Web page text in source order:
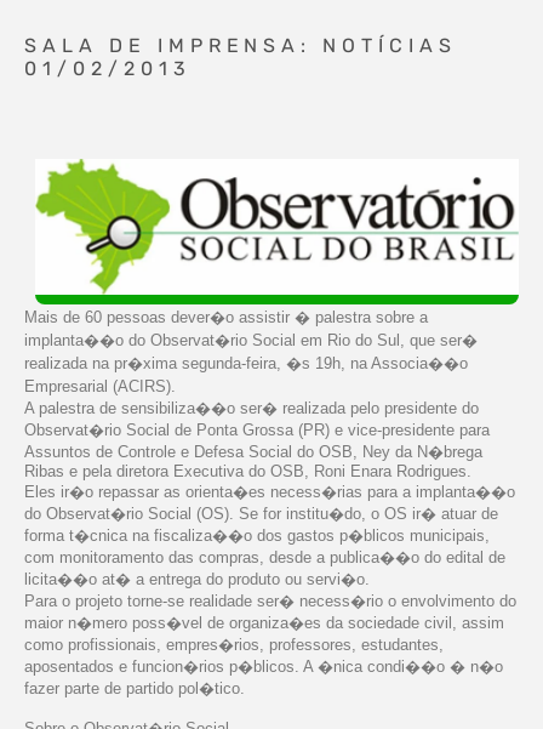
SALA DE IMPRENSA: NOTÍCIAS
01/02/2013
Mais de 60 pessoas dever�o assistir � palestra sobre a
implanta��o do Observat�rio Social em Rio do Sul, que ser�
realizada na pr�xima segunda-feira, �s 19h, na Associa��o
Empresarial (ACIRS).
A palestra de sensibiliza��o ser� realizada pelo presidente do
Observat�rio Social de Ponta Grossa (PR) e vice-presidente para
Assuntos de Controle e Defesa Social do OSB, Ney da N�brega
Ribas e pela diretora Executiva do OSB, Roni Enara Rodrigues.
Eles ir�o repassar as orienta�es necess�rias para a implanta��o
do Observat�rio Social (OS). Se for institu�do, o OS ir� atuar de
forma t�cnica na fiscaliza��o dos gastos p�blicos municipais,
com monitoramento das compras, desde a publica��o do edital de
licita��o at� a entrega do produto ou servi�o.
Para o projeto torne-se realidade ser� necess�rio o envolvimento do
maior n�mero poss�vel de organiza�es da sociedade civil, assim
como profissionais, empres�rios, professores, estudantes,
aposentados e funcion�rios p�blicos. A �nica condi��o � n�o
fazer parte de partido pol�tico.